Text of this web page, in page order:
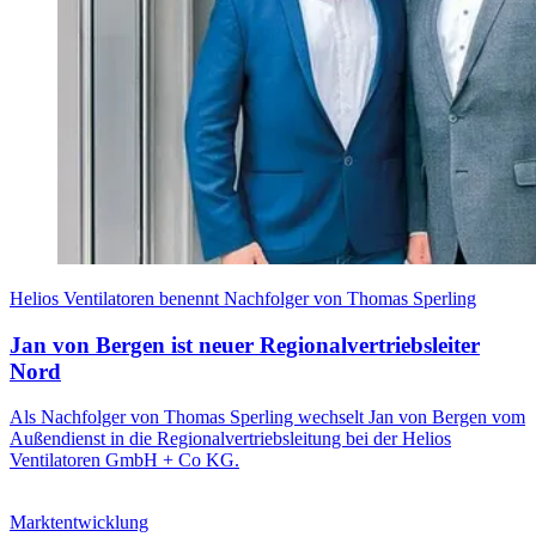
Helios Ventilatoren benennt Nachfolger von Thomas Sperling
Jan von Bergen ist neuer Regionalvertriebsleiter
Nord
Als Nachfolger von Thomas Sperling wechselt Jan von Bergen vom
Außendienst in die Regionalvertriebsleitung bei der Helios
Ventilatoren GmbH + Co KG.
Marktentwicklung